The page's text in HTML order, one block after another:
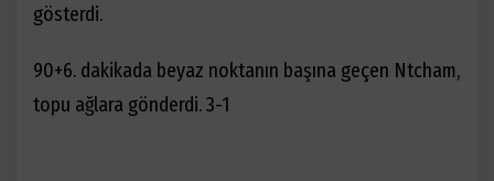
gösterdi.
90+6. dakikada beyaz noktanın başına geçen Ntcham,
topu ağlara gönderdi. 3-1